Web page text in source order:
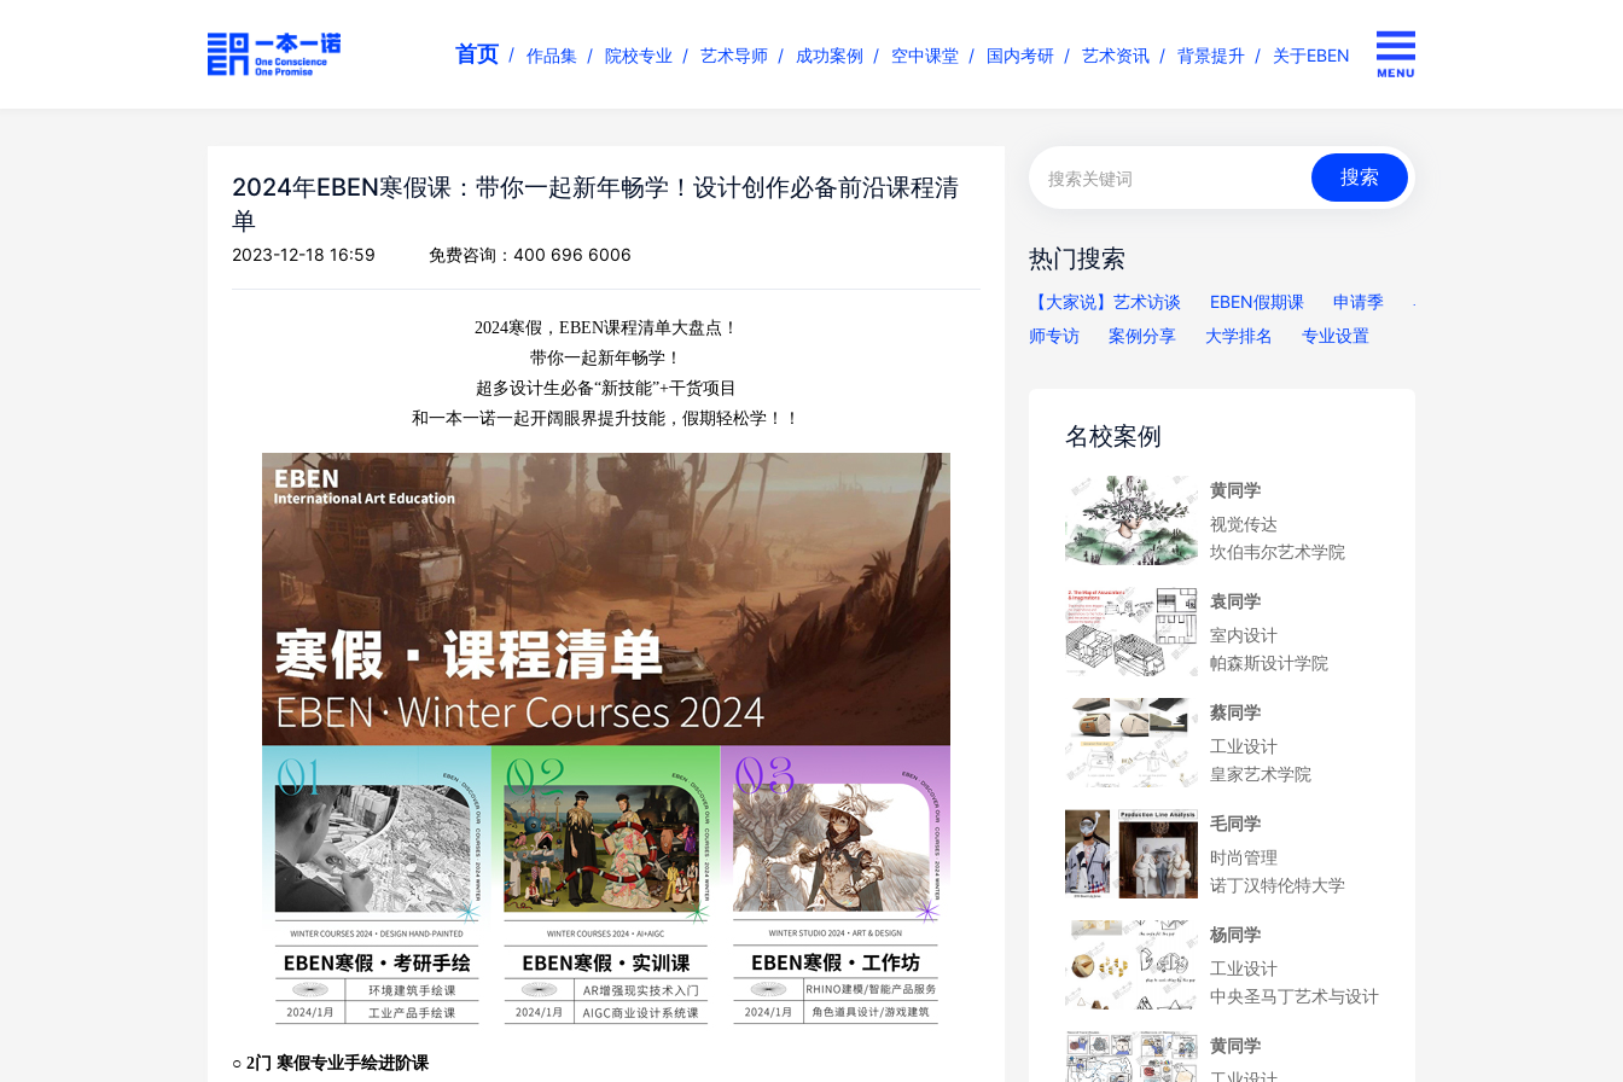
首页 作品集 院校专业 艺术导师 成功案例 空中课堂 国内考研 艺术资讯 背景提升 关于EBEN
2024年EBEN寒假课：带你一起新年畅学！设计创作必备前沿课程清
单
2023-12-18 16:59 免费咨询：400 696 6006
2024寒假，EBEN课程清单大盘点！
带你一起新年畅学！
超多设计生必备“新技能”+干货项目
和一本一诺一起开阔眼界提升技能，假期轻松学！！
○ 2门 寒假专业手绘进阶课
热门搜索
【大家说】艺术访谈 EBEN假期课 申请季
导
师专访
案例分享 大学排名 专业设置
名校案例
黄同学
视觉传达
坎伯韦尔艺术学院
袁同学
室内设计
帕森斯设计学院
蔡同学
工业设计
皇家艺术学院
毛同学
时尚管理
诺丁汉特伦特大学
杨同学
工业设计
中央圣马丁艺术与设计
黄同学